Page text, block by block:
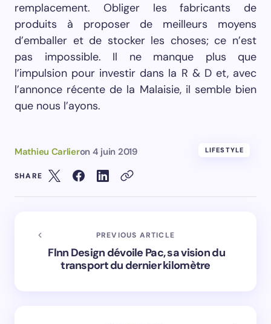
remplacement. Obliger les fabricants de
produits à proposer de meilleurs moyens
d’emballer et de stocker les choses; ce n’est
pas impossible. Il ne manque plus que
l’impulsion pour investir dans la R & D et, avec
l’annonce récente de la Malaisie, il semble bien
que nous l’ayons.
Mathieu Carlieron 4 juin 2019 LIFESTYLE
SHARE
PREVIOUS ARTICLE
Flnn Design dévoile Pac, sa vision du
transport du dernier kilomètre